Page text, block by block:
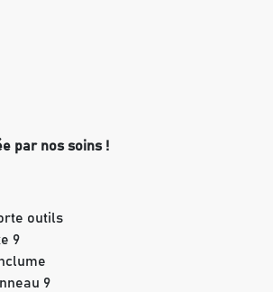
par nos soins !
outils
9
9